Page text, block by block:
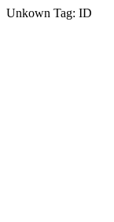
Unkown Tag: ID